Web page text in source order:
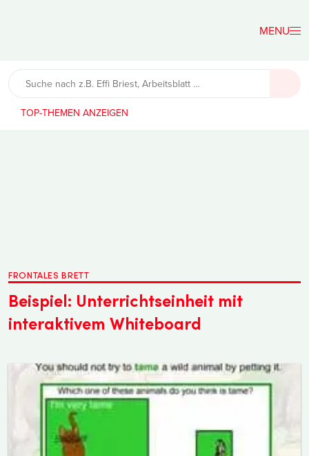
Lehrerfreund
TOP-THEMEN
FRONTALES BRETT
Beispiel: Unterrichtseinheit mit
interaktivem Whiteboard